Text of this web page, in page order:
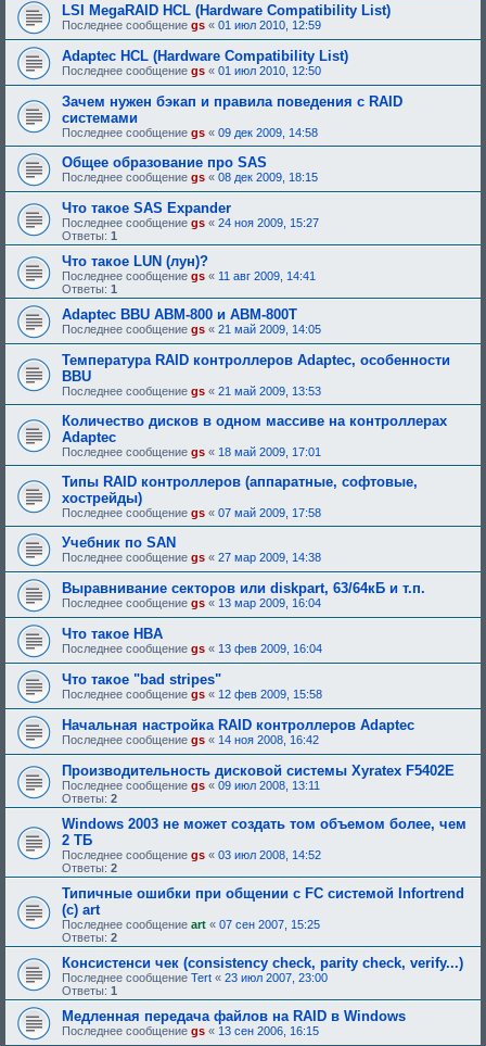
LSI MegaRAID HCL (Hardware Compatibility List)
Последнее сообщение gs « 01 июл 2010, 12:59
Adaptec HCL (Hardware Compatibility List)
Последнее сообщение gs « 01 июл 2010, 12:50
Зачем нужен бэкап и правила поведения с RAID
системами
Последнее сообщение gs « 09 дек 2009, 14:58
Общее образование про SAS
Последнее сообщение gs « 08 дек 2009, 18:15
Что такое SAS Expander
Последнее сообщение gs « 24 ноя 2009, 15:27
Ответы: 1
Что такое LUN (лун)?
Последнее сообщение gs « 11 авг 2009, 14:41
Ответы: 1
Adaptec BBU ABM-800 и ABM-800T
Последнее сообщение gs « 21 май 2009, 14:05
Температура RAID контроллеров Adaptec, особенности
BBU
Последнее сообщение gs « 21 май 2009, 13:53
Количество дисков в одном массиве на контроллерах
Adaptec
Последнее сообщение gs « 18 май 2009, 17:01
Типы RAID контроллеров (аппаратные, софтовые,
хострейды)
Последнее сообщение gs « 07 май 2009, 17:58
Учебник по SAN
Последнее сообщение gs « 27 мар 2009, 14:38
Выравнивание секторов или diskpart, 63/64кБ и т.п.
Последнее сообщение gs « 13 мар 2009, 16:04
Что такое HBA
Последнее сообщение gs « 13 фев 2009, 16:04
Что такое "bad stripes"
Последнее сообщение gs « 12 фев 2009, 15:58
Начальная настройка RAID контроллеров Adaptec
Последнее сообщение gs « 14 ноя 2008, 16:42
Производительность дисковой системы Xyratex F5402E
Последнее сообщение gs « 09 июл 2008, 13:11
Ответы: 2
Windows 2003 не может создать том объемом более, чем
2 ТБ
Последнее сообщение gs « 03 июл 2008, 14:52
Ответы: 2
Типичные ошибки при общении с FC системой Infortrend
(c) art
Последнее сообщение art « 07 сен 2007, 15:25
Ответы: 2
Консистенси чек (consistency check, parity check, verify...)
Последнее сообщение Tert « 23 июл 2007, 23:00
Ответы: 1
Медленная передача файлов на RAID в Windows
Последнее сообщение gs « 13 сен 2006, 16:15